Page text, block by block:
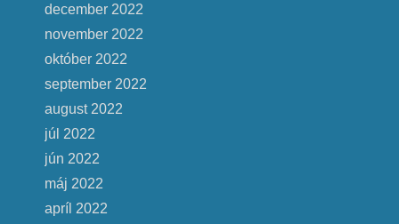
december 2022
november 2022
október 2022
september 2022
august 2022
júl 2022
jún 2022
máj 2022
apríl 2022